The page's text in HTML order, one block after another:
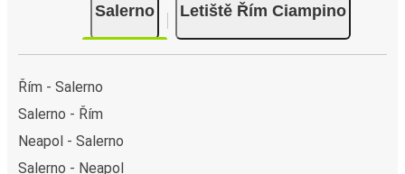
Salerno Letiště Řím Ciampino
Řím - Salerno
Salerno - Řím
Neapol - Salerno
Salerno - Neapol